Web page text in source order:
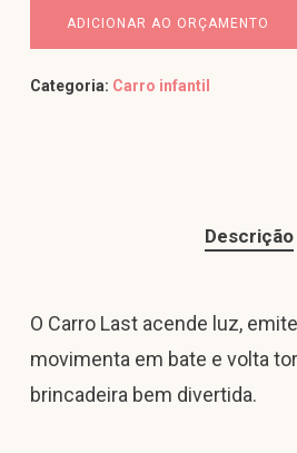
ADICIONAR AO ORÇAMENTO
Categoria: Carro infantil
Descrição
O Carro Last acende luz,
movimenta em bate e volta
brincadeira bem divertida.